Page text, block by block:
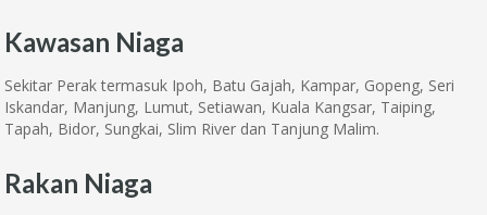
Kawasan Niaga
Sekitar Perak termasuk Ipoh, Batu Gajah, Kampar, Gopeng, Seri
Iskandar, Manjung, Lumut, Setiawan, Kuala Kangsar, Taiping,
Tapah, Bidor, Sungkai, Slim River dan Tanjung Malim.
Rakan Niaga